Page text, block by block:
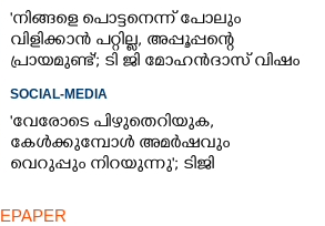
'നിങ്ങളെ പൊട്ടനെന്ന് പോലും
വിളിക്കാൻ പറ്റില്ല, അപ്പൂപ്പന്റെ
പ്രായമുണ്ട്'; ടി ജി മോഹൻദാസ് വിഷം
SOCIAL-MEDIA
'വേരോടെ പിഴുതെറിയുക,
കേൾക്കുമ്പോൾ അമർഷവും
വെറുപ്പും നിറയുന്നു'; ടിജി
മേനോൻ
EPAPER